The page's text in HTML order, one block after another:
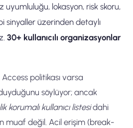
uyumluluğu, lokasyon, risk skoru,
sinyaller üzerinden detaylı
30+ kullanıcılı organizasyonlar
politikası varsa
söylüyor; ancak
korumalı kullanıcı listesidahi
muaf değil. Acil erişim (break-